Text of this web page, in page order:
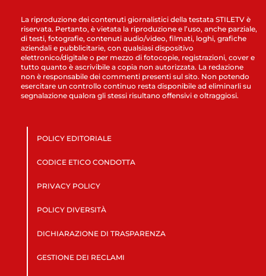
La riproduzione dei contenuti giornalistici della testata STILETV è
riservata. Pertanto, è vietata la riproduzione e l’uso, anche parziale,
di testi, fotografie, contenuti audio/video, filmati, loghi, grafiche
aziendali e pubblicitarie, con qualsiasi dispositivo
elettronico/digitale o per mezzo di fotocopie, registrazioni, cover e
tutto quanto è ascrivibile a copia non autorizzata. La redazione
non è responsabile dei commenti presenti sul sito. Non potendo
esercitare un controllo continuo resta disponibile ad eliminarli su
segnalazione qualora gli stessi risultano offensivi e oltraggiosi.
POLICY EDITORIALE
CODICE ETICO CONDOTTA
PRIVACY POLICY
POLICY DIVERSITÀ
DICHIARAZIONE DI TRASPARENZA
GESTIONE DEI RECLAMI